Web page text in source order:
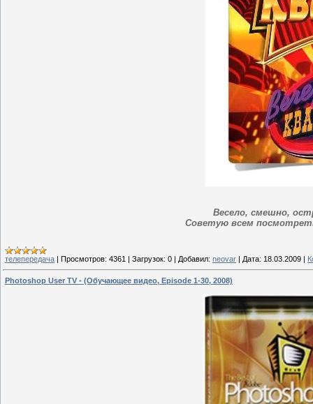
Весело, смешно,
Советую всем
телепередача Просмотров: 4361 Загрузок: 0 Добавил: neovar Дата: 18.03.2009
Photoshop User TV - (Обучающее видео, Episode 1-30, 2008)